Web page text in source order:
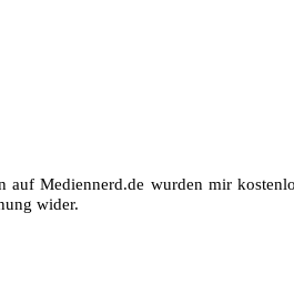
auf Mediennerd.de wurden mir
wider.